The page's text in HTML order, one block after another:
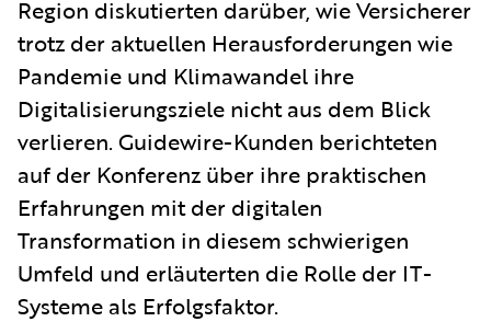
Region diskutierten darüber, wie Versicherer
trotz der aktuellen Herausforderungen wie
Pandemie und Klimawandel ihre
Digitalisierungsziele nicht aus dem Blick
verlieren. Guidewire-Kunden berichteten
auf der Konferenz über ihre praktischen
Erfahrungen mit der digitalen
Transformation in diesem schwierigen
Umfeld und erläuterten die Rolle der IT-
Systeme als Erfolgsfaktor.